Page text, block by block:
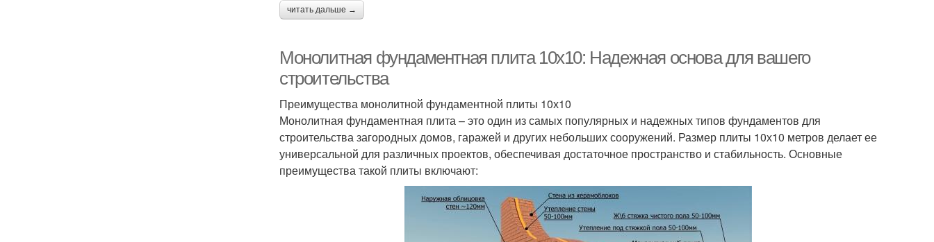
читать дальше →
Монолитная фундаментная плита 10х10: Надежная основа для вашего
строительства
Преимущества монолитной фундаментной плиты 10х10
Монолитная фундаментная плита – это один из самых популярных и надежных типов фундаментов для
строительства загородных домов, гаражей и других небольших сооружений. Размер плиты 10х10 метров делает ее
универсальной для различных проектов, обеспечивая достаточное пространство и стабильность. Основные
преимущества такой плиты включают: